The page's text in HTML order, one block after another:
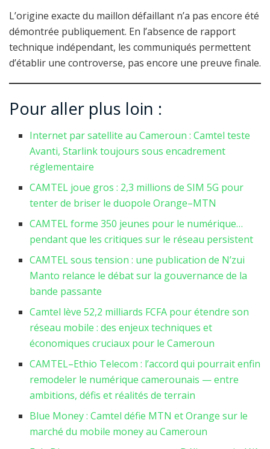
L’origine exacte du maillon défaillant n’a pas encore été
démontrée publiquement. En l’absence de rapport
technique indépendant, les communiqués permettent
d’établir une controverse, pas encore une preuve finale.
Pour aller plus loin :
Internet par satellite au Cameroun : Camtel teste
Avanti, Starlink toujours sous encadrement
réglementaire
CAMTEL joue gros : 2,3 millions de SIM 5G pour
tenter de briser le duopole Orange–MTN
CAMTEL forme 350 jeunes pour le numérique…
pendant que les critiques sur le réseau persistent
CAMTEL sous tension : une publication de N’zui
Manto relance le débat sur la gouvernance de la
bande passante
Camtel lève 52,2 milliards FCFA pour étendre son
réseau mobile : des enjeux techniques et
économiques cruciaux pour le Cameroun
CAMTEL–Ethio Telecom : l’accord qui pourrait enfin
remodeler le numérique camerounais — entre
ambitions, défis et réalités de terrain
Blue Money : Camtel défie MTN et Orange sur le
marché du mobile money au Cameroun